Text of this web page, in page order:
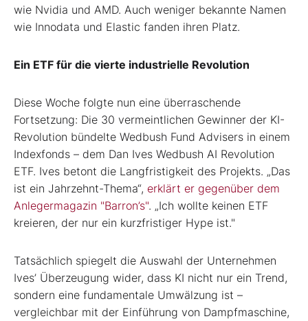
wie Nvidia und AMD. Auch weniger bekannte Namen
wie Innodata und Elastic fanden ihren Platz.
Ein ETF für die vierte industrielle Revolution
Diese Woche folgte nun eine überraschende
Fortsetzung: Die 30 vermeintlichen Gewinner der KI-
Revolution bündelte Wedbush Fund Advisers in einem
Indexfonds – dem Dan Ives Wedbush AI Revolution
ETF. Ives betont die Langfristigkeit des Projekts. „Das
ist ein Jahrzehnt-Thema“, erklärt er gegenüber dem
Anlegermagazin "Barron’s". „Ich wollte keinen ETF
kreieren, der nur ein kurzfristiger Hype ist."
Tatsächlich spiegelt die Auswahl der Unternehmen
Ives’ Überzeugung wider, dass KI nicht nur ein Trend,
sondern eine fundamentale Umwälzung ist –
vergleichbar mit der Einführung von Dampfmaschine,